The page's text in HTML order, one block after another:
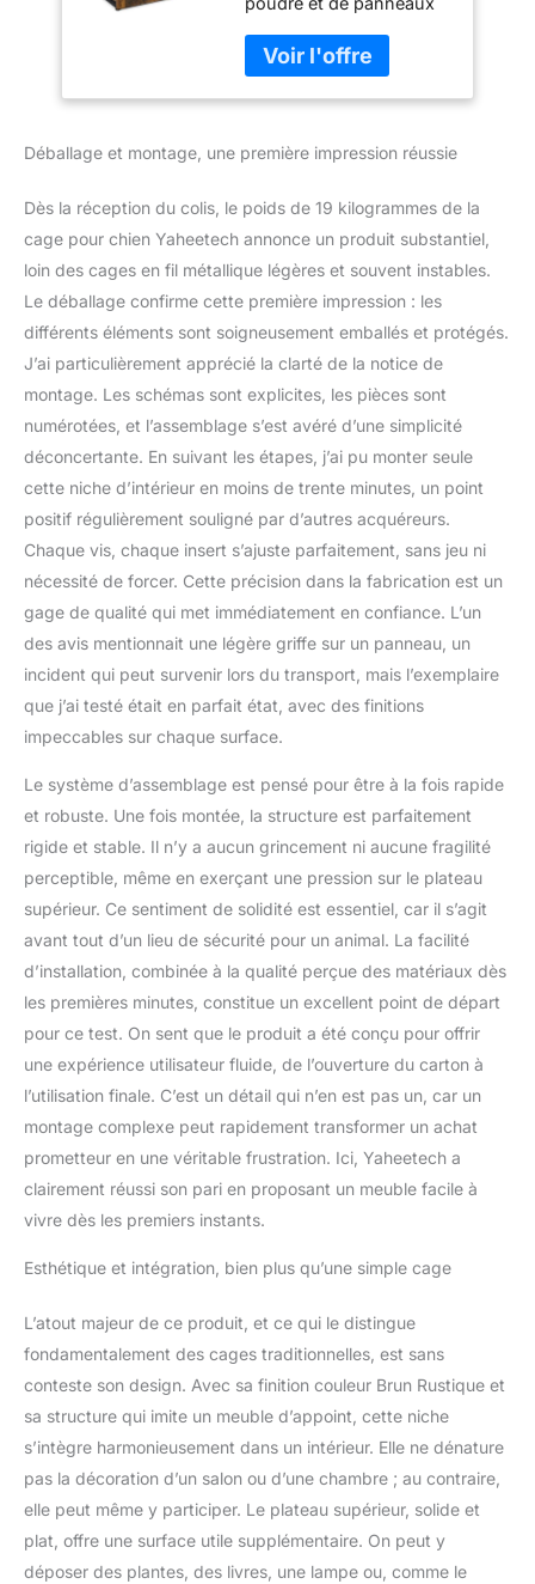
Animaux de
Compagnie
80.5×55.5×64 cm
cette cage pour chien
intérieur bénéficie d'une
grande résistance,
supporter une charge
dessus et 61 kg pour la
base) Maison pour chiot:
Cette cage pour animaux
peut recevoir les chiens
de petite taille tels que le
Chihuahua, le Yorkshire,
le Poméranien, etc.
55,5 cm l × 64 cm H, son
espace intérieur est
assez spacieux pour
loger votre ami à fourrure
niche pour chien intérieur
est sécurisée par deux
portes faciles d'accès,
chacune avec deux
sont soigneusement
espacés pour garder
votre chien sur place
Cage, aussi table
le style et la
fonctionnalité, cette cage
pour chien intérieur offre
un endroit douillet pour
le repos. Son aspect
industriel en font
également une table
Conception Soignée :
Les coins arrondis de
notre cage pour chien
offrent une sécurité
l'animal que pour son
propriétaire. Réglez les
patins de pieds pour une
stabilité élevée, même
Déballage et montage, une première impression réussie
Dès la réception du colis, le poids de 19 kilogrammes de la
cage pour chien Yaheetech annonce un produit substantiel,
loin des cages en fil métallique légères et souvent instables.
Le déballage confirme cette première impression : les
différents éléments sont soigneusement emballés et protégés.
J’ai particulièrement apprécié la clarté de la notice de
montage. Les schémas sont explicites, les pièces sont
numérotées, et l’assemblage s’est avéré d’une simplicité
déconcertante. En suivant les étapes, j’ai pu monter seule
cette niche d’intérieur en moins de trente minutes, un point
positif régulièrement souligné par d’autres acquéreurs.
Chaque vis, chaque insert s’ajuste parfaitement, sans jeu ni
nécessité de forcer. Cette précision dans la fabrication est un
gage de qualité qui met immédiatement en confiance. L’un
des avis mentionnait une légère griffe sur un panneau, un
incident qui peut survenir lors du transport, mais l’exemplaire
que j’ai testé était en parfait état, avec des finitions
impeccables sur chaque surface.
Le système d’assemblage est pensé pour être à la fois rapide
et robuste. Une fois montée, la structure est parfaitement
rigide et stable. Il n’y a aucun grincement ni aucune fragilité
perceptible, même en exerçant une pression sur le plateau
supérieur. Ce sentiment de solidité est essentiel, car il s’agit
avant tout d’un lieu de sécurité pour un animal. La facilité
d’installation, combinée à la qualité perçue des matériaux dès
les premières minutes, constitue un excellent point de départ
pour ce test. On sent que le produit a été conçu pour offrir
une expérience utilisateur fluide, de l’ouverture du carton à
l’utilisation finale. C’est un détail qui n’en est pas un, car un
montage complexe peut rapidement transformer un achat
prometteur en une véritable frustration. Ici, Yaheetech a
clairement réussi son pari en proposant un meuble facile à
vivre dès les premiers instants.
Esthétique et intégration, bien plus qu’une simple cage
L’atout majeur de ce produit, et ce qui le distingue
fondamentalement des cages traditionnelles, est sans
conteste son design. Avec sa finition couleur Brun Rustique et
sa structure qui imite un meuble d’appoint, cette niche
s’intègre harmonieusement dans un intérieur. Elle ne dénature
pas la décoration d’un salon ou d’une chambre ; au contraire,
elle peut même y participer. Le plateau supérieur, solide et
plat, offre une surface utile supplémentaire. On peut y
déposer des plantes, des livres, une lampe ou, comme le